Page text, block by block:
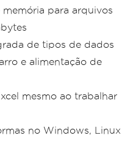
para arquivos
de tipos de dados
e alimentação de
mesmo ao trabalhar
no Windows, Linux